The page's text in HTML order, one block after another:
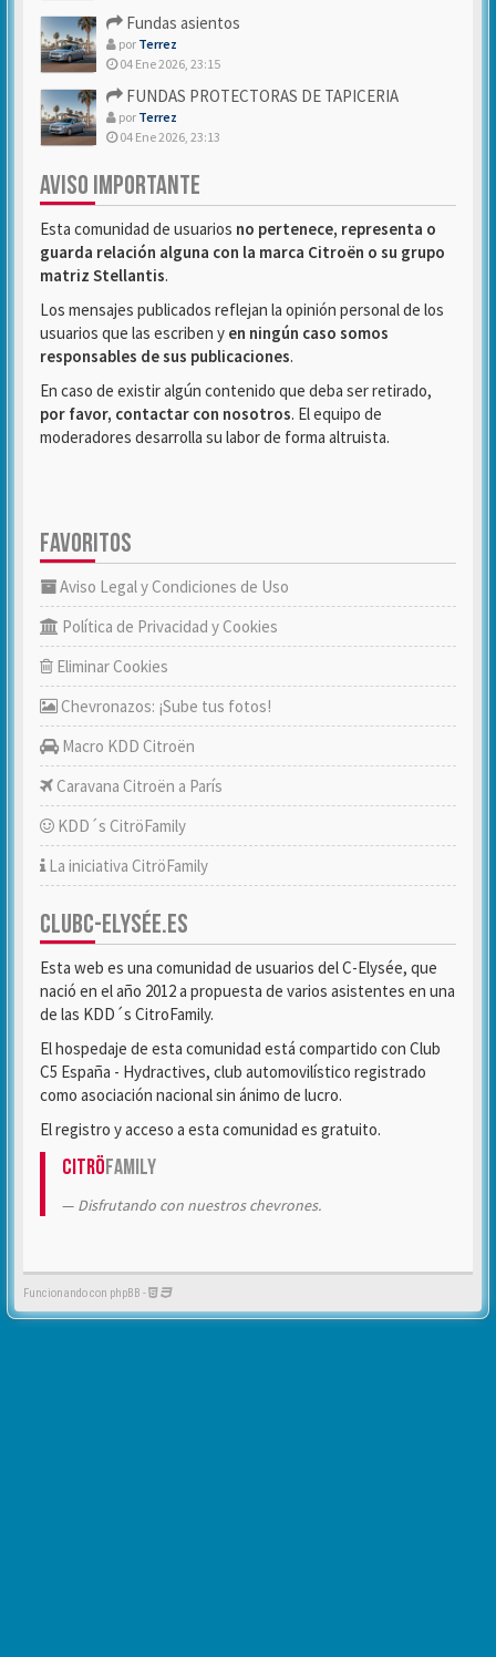
Fundas asientos
por Terrez
04 Ene 2026, 23:15
FUNDAS PROTECTORAS DE TAPICERIA
por Terrez
04 Ene 2026, 23:13
AVISO IMPORTANTE
Esta comunidad de usuarios no pertenece, representa o
guarda relación alguna con la marca Citroën o su grupo
matriz Stellantis.
Los mensajes publicados reflejan la opinión personal de los
usuarios que las escriben y en ningún caso somos
responsables de sus publicaciones.
En caso de existir algún contenido que deba ser retirado,
por favor, contactar con nosotros. El equipo de
moderadores desarrolla su labor de forma altruista.
FAVORITOS
Aviso Legal y Condiciones de Uso
Política de Privacidad y Cookies
Eliminar Cookies
Chevronazos: ¡Sube tus fotos!
Macro KDD Citroën
Caravana Citroën a París
KDD´s CitröFamily
La iniciativa CitröFamily
CLUBC-ELYSÉE.ES
Esta web es una comunidad de usuarios del C-Elysée, que
nació en el año 2012 a propuesta de varios asistentes en una
de las KDD´s CitroFamily.
El hospedaje de esta comunidad está compartido con Club
C5 España - Hydractives, club automovilístico registrado
como asociación nacional sin ánimo de lucro.
El registro y acceso a esta comunidad es gratuito.
CitröFamily
Disfrutando con nuestros chevrones.
Funcionando con phpBB -